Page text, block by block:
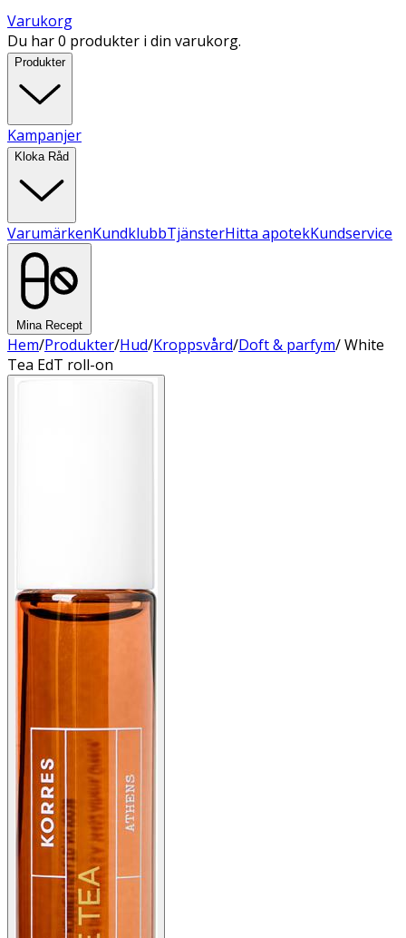
Varukorg
Du har 0 produkter i din varukorg.
Produkter
Kampanjer
Kloka Råd
VarumärkenKundklubbTjänsterHitta apotekKundservice
Mina Recept
Hem/Produkter/Hud/Kroppsvård/Doft & parfym/White
Tea EdT roll-on